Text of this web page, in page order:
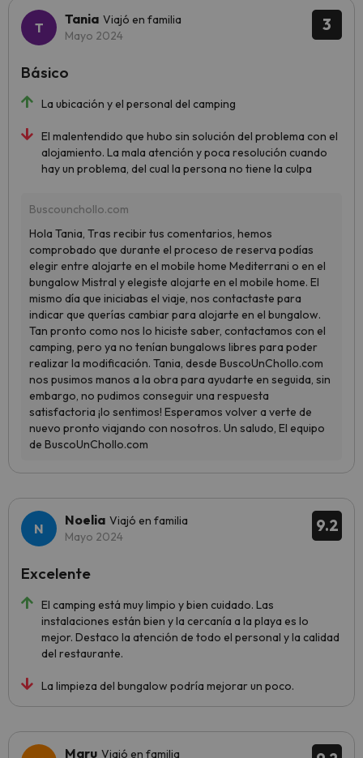
3
Tania Viajó en familia
Mayo 2024
La ubicación y el personal del camping
El malentendido que hubo sin solución del problema con el
alojamiento. La mala atención y poca resolución cuando
hay un problema, del cual la persona no tiene la culpa
Básico
9.2
Noelia Viajó en familia
Mayo 2024
El camping está muy limpio y bien cuidado. Las
instalaciones están bien y la cercanía a la playa es lo
mejor. Destaco la atención de todo el personal y la calidad
del restaurante.
La limpieza del bungalow podría mejorar un poco.
Excelente
Maru Viajó en familia